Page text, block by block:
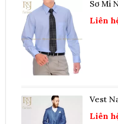
Sơ Mi
Liên
Vest
Liên